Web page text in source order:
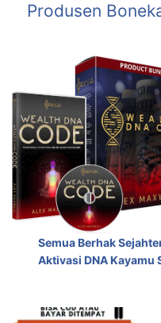
Produsen
Semua Berhak
Aktivasi DNA Kayamu